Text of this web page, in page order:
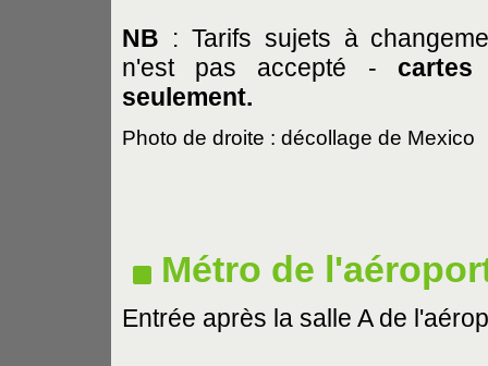
NB : Tarifs sujets à
n'est pas accepté -
seulement.
Photo de droite : décollage de Mexico
Métro de
Entrée après la salle A de